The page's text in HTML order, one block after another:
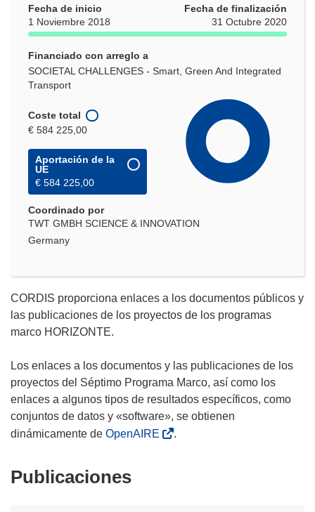
Fecha de inicio
1 Noviembre 2018
Fecha de finalización
31 Octubre 2020
Financiado con arreglo a
SOCIETAL CHALLENGES - Smart, Green And Integrated
Transport
Coste total
€ 584 225,00
Aportación de la
UE
€ 584 225,00
Coordinado por
TWT GMBH SCIENCE & INNOVATION
Germany
CORDIS proporciona enlaces a los documentos públicos y
las publicaciones de los proyectos de los programas
marco HORIZONTE.
Los enlaces a los documentos y las publicaciones de los
proyectos del Séptimo Programa Marco, así como los
enlaces a algunos tipos de resultados específicos, como
conjuntos de datos y «software», se obtienen
dinámicamente de OpenAIRE .
Publicaciones